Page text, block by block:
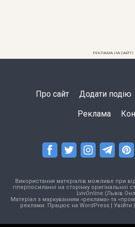
РЕКЛАМА НА САЙТІ
Про сайт Додати подію
Реклама
Використання матеріалів можливе при
гіперпосиланні на сторінку оригінальної
LvivOnline (Львів
Матеріал з маркуванням «реклама» та
реклами. Працює на WordPress| Увійти